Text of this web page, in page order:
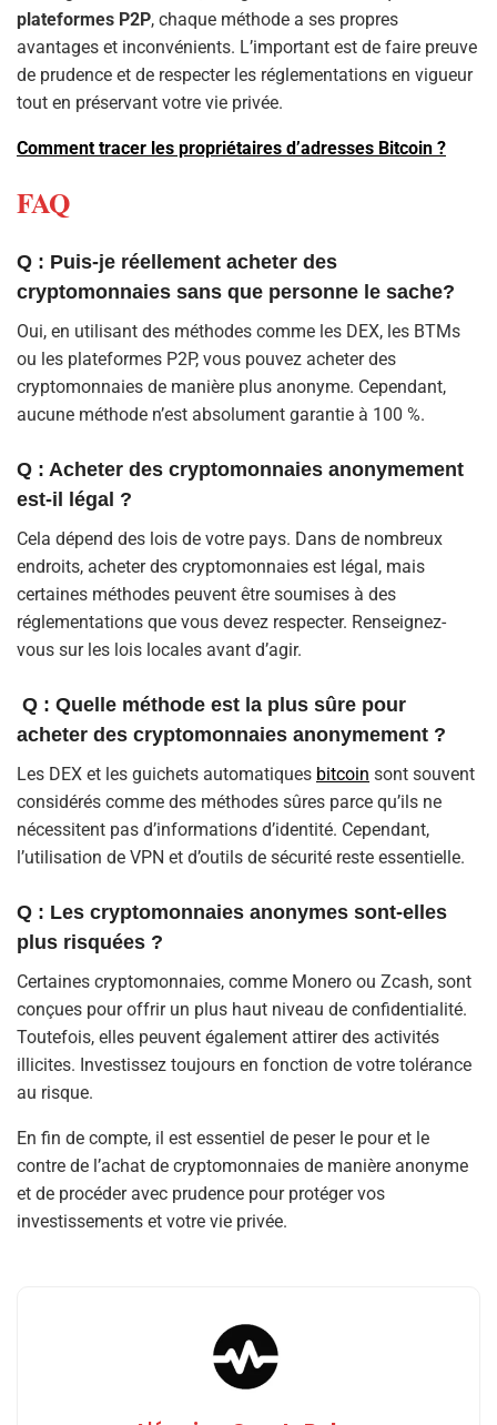
plateformes P2P, chaque méthode a ses propres
avantages et inconvénients. L’important est de faire preuve
de prudence et de respecter les réglementations en vigueur
tout en préservant votre vie privée.
Comment tracer les propriétaires d’adresses Bitcoin ?
FAQ
Q : Puis-je réellement acheter des
cryptomonnaies sans que personne le sache?
Oui, en utilisant des méthodes comme les DEX, les BTMs
ou les plateformes P2P, vous pouvez acheter des
cryptomonnaies de manière plus anonyme. Cependant,
aucune méthode n’est absolument garantie à 100 %.
Q : Acheter des cryptomonnaies anonymement
est-il légal ?
Cela dépend des lois de votre pays. Dans de nombreux
endroits, acheter des cryptomonnaies est légal, mais
certaines méthodes peuvent être soumises à des
réglementations que vous devez respecter. Renseignez-
vous sur les lois locales avant d’agir.
Q : Quelle méthode est la plus sûre pour
acheter des cryptomonnaies anonymement ?
Les DEX et les guichets automatiques bitcoin sont souvent
considérés comme des méthodes sûres parce qu’ils ne
nécessitent pas d’informations d’identité. Cependant,
l’utilisation de VPN et d’outils de sécurité reste essentielle.
Q : Les cryptomonnaies anonymes sont-elles
plus risquées ?
Certaines cryptomonnaies, comme Monero ou Zcash, sont
conçues pour offrir un plus haut niveau de confidentialité.
Toutefois, elles peuvent également attirer des activités
illicites. Investissez toujours en fonction de votre tolérance
au risque.
En fin de compte, il est essentiel de peser le pour et le
contre de l’achat de cryptomonnaies de manière anonyme
et de procéder avec prudence pour protéger vos
investissements et votre vie privée.